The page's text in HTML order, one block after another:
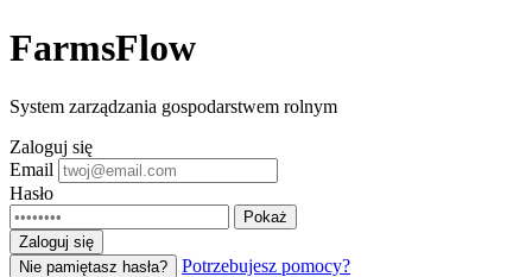
FarmsFlow
System zarządzania gospodarstwem rolnym
Zaloguj się
Email
Hasło
Pokaż
Zaloguj się
Nie pamiętasz hasła?
Potrzebujesz pomocy?